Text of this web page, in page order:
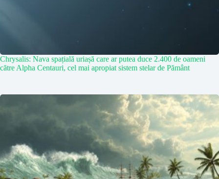
Chrysalis: Nava spațială uriașă care ar putea duce 2.400 de oameni
către Alpha Centauri, cel mai apropiat sistem stelar de Pământ